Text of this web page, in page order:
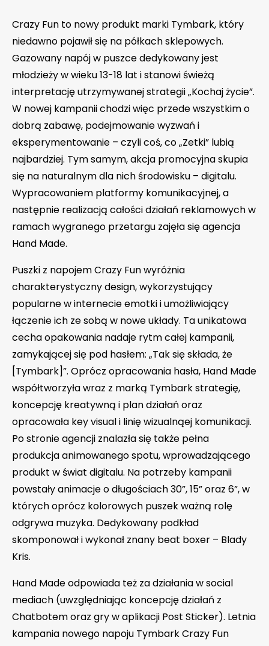
Crazy Fun to nowy produkt marki Tymbark, który
niedawno pojawił się na półkach sklepowych.
Gazowany napój w puszce dedykowany jest
młodzieży w wieku 13-18 lat i stanowi świeżą
interpretację utrzymywanej strategii „Kochaj życie”.
W nowej kampanii chodzi więc przede wszystkim o
dobrą zabawę, podejmowanie wyzwań i
eksperymentowanie – czyli coś, co „Zetki” lubią
najbardziej. Tym samym, akcja promocyjna skupia
się na naturalnym dla nich środowisku – digitalu.
Wypracowaniem platformy komunikacyjnej, a
następnie realizacją całości działań reklamowych w
ramach wygranego przetargu zajęła się agencja
Hand Made.
Puszki z napojem Crazy Fun wyróżnia
charakterystyczny design, wykorzystujący
popularne w internecie emotki i umożliwiający
łączenie ich ze sobą w nowe układy. Ta unikatowa
cecha opakowania nadaje rytm całej kampanii,
zamykającej się pod hasłem: „Tak się składa, że
[Tymbark]”. Oprócz opracowania hasła, Hand Made
współtworzyła wraz z marką Tymbark strategię,
koncepcję kreatywną i plan działań oraz
opracowała key visual i linię wizualnąej komunikacji.
Po stronie agencji znalazła się także pełna
produkcja animowanego spotu, wprowadzającego
produkt w świat digitalu. Na potrzeby kampanii
powstały animacje o długościach 30”, 15” oraz 6”, w
których oprócz kolorowych puszek ważną rolę
odgrywa muzyka. Dedykowany podkład
skomponował i wykonał znany beat boxer – Blady
Kris.
Hand Made odpowiada też za działania w social
mediach (uwzględniając koncepcję działań z
Chatbotem oraz gry w aplikacji Post Sticker). Letnia
kampania nowego napoju Tymbark Crazy Fun